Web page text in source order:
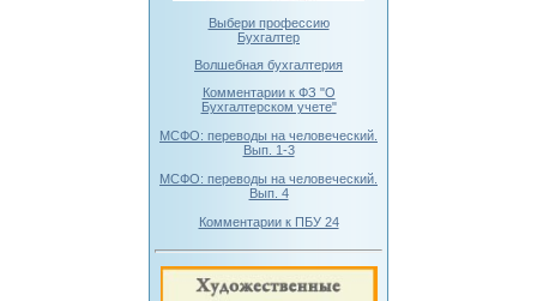
Выбери профессию
Бухгалтер
Волшебная бухгалтерия
Комментарии к ФЗ "О
Бухгалтерском учете"
МСФО: переводы на человеческий.
Вып. 1-3
МСФО: переводы на человеческий.
Вып. 4
Комментарии к ПБУ 24